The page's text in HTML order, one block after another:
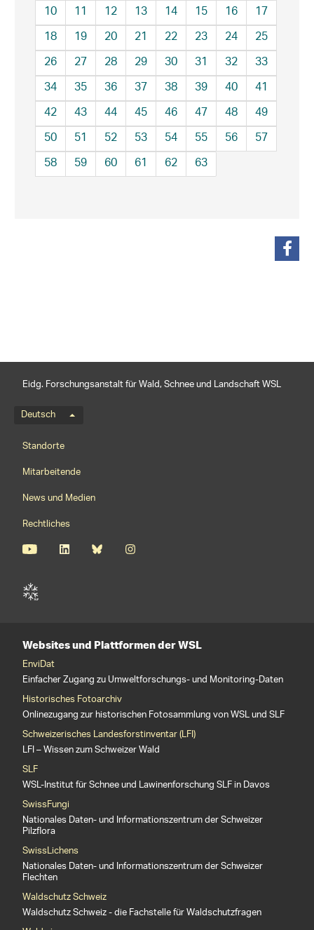
10
11 12 13 14 15 16
17
18
19 20 21 22 23 24
25
26
27 28 29 30 31 32
33
34
35 36 37 38 39 40
41
42
43 44 45 46 47 48
49
50
51 52 53 54 55 56
57
58
59 60 61 62 63
Eidg. Forschungsanstalt für Wald, Schnee und Landschaft WSL
Sprachmenü
Deutsch
Footernavigation
Standorte
Mitarbeitende
News und Medien
Rechtliches
Websites und Plattformen der WSL
EnviDat
Einfacher Zugang zu Umweltforschungs- und Monitoring-Daten
Historisches Fotoarchiv
Onlinezugang zur historischen Fotosammlung von WSL und SLF
Schweizerisches Landesforstinventar (LFI)
LFI – Wissen zum Schweizer Wald
SLF
WSL-Institut für Schnee und Lawinenforschung SLF in Davos
SwissFungi
Nationales Daten- und Informationszentrum der Schweizer
Pilzflora
SwissLichens
Nationales Daten- und Informationszentrum der Schweizer
Flechten
Waldschutz Schweiz
Waldschutz Schweiz - die Fachstelle für Waldschutzfragen